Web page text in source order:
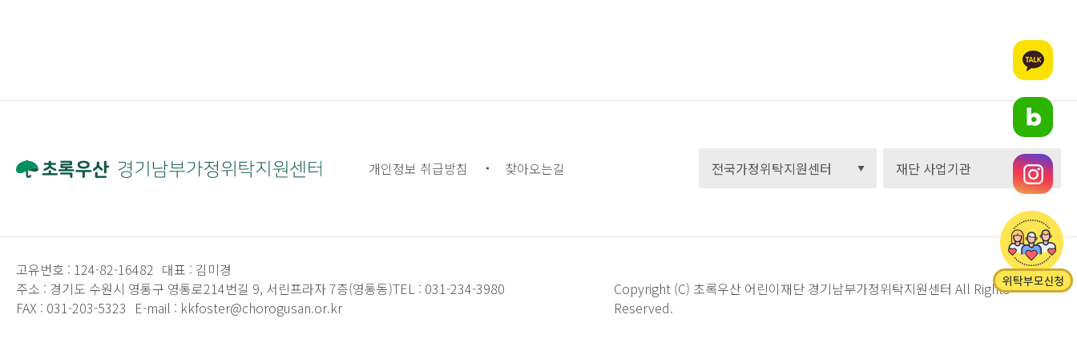
개인정보 취급방침 찾아오는길
고유번호 : 124-82-16482 대표 : 김미경
주소 : 경기도 수원시 영통구 영통로214번길 9, 서린프라자 7층(영통동)TEL : 031-234-3980
FAX : 031-203-5323 E-mail : kkfoster@chorogusan.or.kr
Copyright (C) 초록우산 어린이재단 경기남부가정위탁지원센터 All Rights
Reserved.